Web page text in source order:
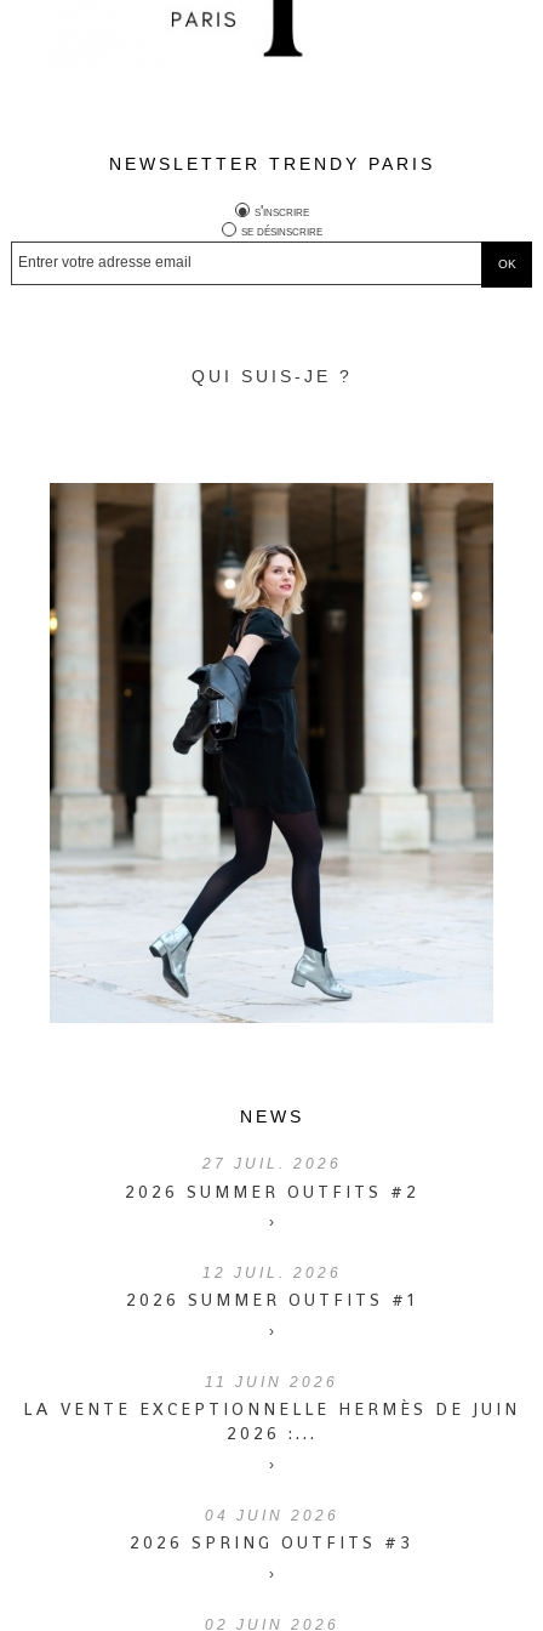
NEWSLETTER TRENDY PARIS
s'inscrire
se désinscrire
QUI SUIS-JE ?
NEWS
27 JUIL. 2026
2026 SUMMER OUTFITS #2
›
12 JUIL. 2026
2026 SUMMER OUTFITS #1
›
11 JUIN 2026
LA VENTE EXCEPTIONNELLE HERMÈS DE JUIN
2026 :...
›
04 JUIN 2026
2026 SPRING OUTFITS #3
›
02 JUIN 2026